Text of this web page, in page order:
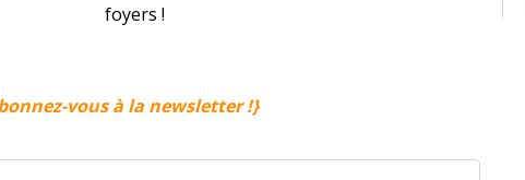
foyers !
vous à la newsletter !}